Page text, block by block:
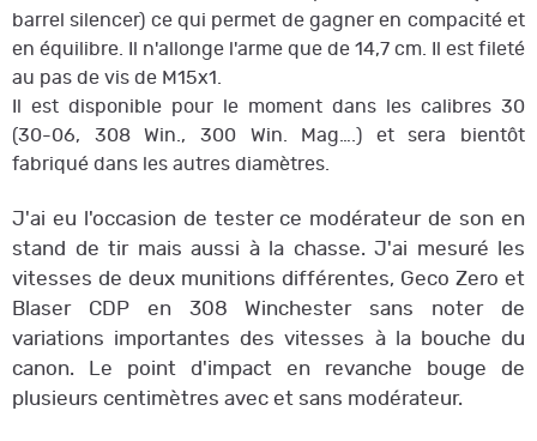
barrel silencer) ce qui permet de gagner en compacité et
en équilibre. Il n'allonge l'arme que de 14,7 cm. Il est fileté
au pas de vis de M15x1.
Il est disponible pour le moment dans les calibres 30
(30-06, 308 Win., 300 Win. Mag….) et sera bientôt
fabriqué dans les autres diamètres.
J'ai eu l'occasion de tester ce modérateur de son en
stand de tir mais aussi à la chasse. J'ai mesuré les
vitesses de deux munitions différentes, Geco Zero et
Blaser CDP en 308 Winchester sans noter de
variations importantes des vitesses à la bouche du
canon. Le point d'impact en revanche bouge de
plusieurs centimètres avec et sans modérateur.